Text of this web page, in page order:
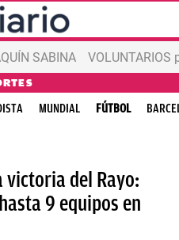
SABINA VOLUNTARIOS
MUNDIAL FÚTBOL
victoria del Rayo:
9 equipos en